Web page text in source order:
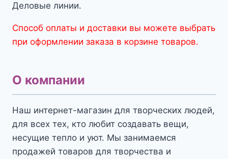
Деловые линии.
Способ оплаты и доставки вы можете выбрать
при оформлении заказа в корзине товаров.
О компании
Наш интернет-магазин для творческих людей,
для всех тех, кто любит создавать вещи,
несущие тепло и уют. Мы занимаемся
продажей товаров для творчества и